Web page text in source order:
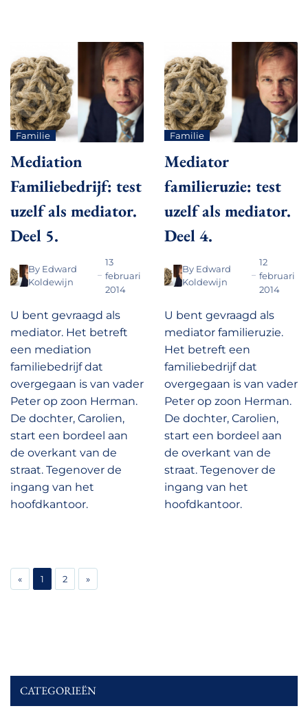
Familie
Mediation
Familiebedrijf: test
uzelf als mediator.
Deel 5.
By Edward
Koldewijn
13
februari
2014
U bent gevraagd als
mediator. Het betreft
een mediation
familiebedrijf dat
overgegaan is van vader
Peter op zoon Herman.
De dochter, Carolien,
start een bordeel aan
de overkant van de
straat. Tegenover de
ingang van het
hoofdkantoor.
Familie
Mediator
familieruzie: test
uzelf als mediator.
Deel 4.
By Edward
Koldewijn
12
februari
2014
U bent gevraagd als
mediator familieruzie.
Het betreft een
familiebedrijf dat
overgegaan is van vader
Peter op zoon Herman.
De dochter, Carolien,
start een bordeel aan
de overkant van de
straat. Tegenover de
ingang van het
hoofdkantoor.
« 1 2 »
CATEGORIEËN